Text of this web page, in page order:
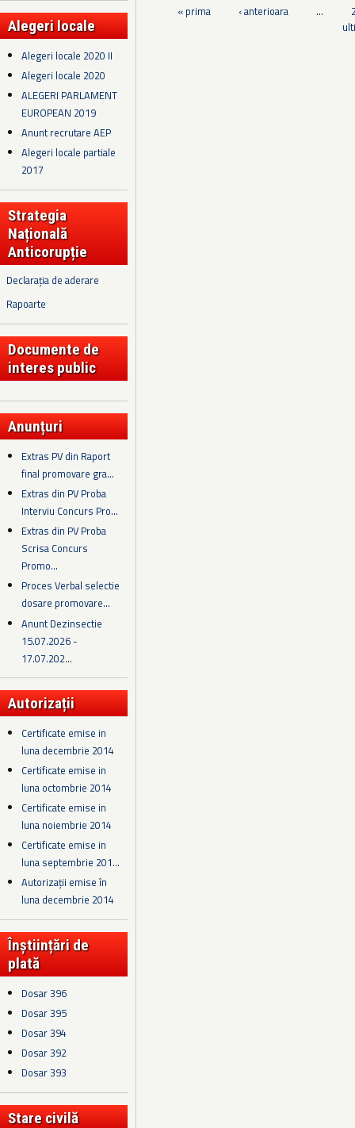
Alegeri locale
Alegeri locale 2020 II
Alegeri locale 2020
ALEGERI PARLAMENT
EUROPEAN 2019
Anunt recrutare AEP
Alegeri locale partiale
2017
Strategia
Națională
Anticorupție
Declarația de aderare
Rapoarte
Documente de
interes public
Anunțuri
Extras PV din Raport
final promovare gra...
Extras din PV Proba
Interviu Concurs Pro...
Extras din PV Proba
Scrisa Concurs
Promo...
Proces Verbal selectie
dosare promovare...
Anunt Dezinsectie
15.07.2026 -
17.07.202...
Autorizații
Certificate emise in
luna decembrie 2014
Certificate emise in
luna octombrie 2014
Certificate emise in
luna noiembrie 2014
Certificate emise in
luna septembrie 201...
Autorizații emise în
luna decembrie 2014
Înștiințări de
plată
Dosar 396
Dosar 395
Dosar 394
Dosar 392
Dosar 393
Stare civilă
Pagini
« prima ‹ anterioara …